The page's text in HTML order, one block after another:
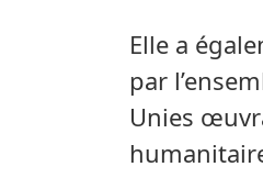
Elle a
par
Unies